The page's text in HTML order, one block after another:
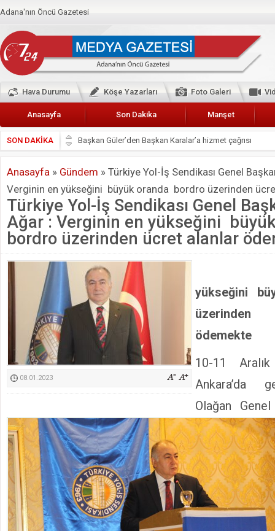
Adana'nın Öncü Gazetesi
Hava Durumu Köşe Yazarları Foto Galeri
Anasayfa Son Dakika Manşet
SON DAKİKA
Başkan Güler’den Başkan Karalar’a hizmet çağrısı
Lokantacılar ve Kebapçılar Esnaf Odası Başkanı Şefik
Hak-İş Abdurrahman Yücel
HDP İL BİNASININ ÖNÜNDE ANNELER TARİH
CEYHAN TİCARET ODASI
Hainler emellerine asla erişemeyecekler
İyi Parti Yüreğir İlçe Başkanı Enis Akyürek
Kimyasallardan Koruma Derneği Başkanı Cennet Çelik
Anasayfa » Gündem » Türkiye Yol-İş Sendikası Genel
Verginin en yükseğini büyük oranda bordro üzerinden
Türkiye Yol-İş Sendikası Genel
Ağar : Verginin en yükseğini
bordro üzerinden ücret alanlar
08.01.2023
yükseğini
ödemekte
10-11
Ankara’da
Olağan